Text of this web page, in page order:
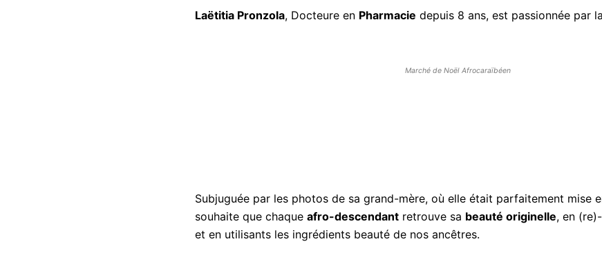
Laëtitia Pronzola, Docteure en Pharmacie depuis 8 ans, est passionnée par la
Marché de Noël Afrocaraïbéen
Subjuguée par les photos de sa grand-mère, où elle était parfaitement mise
souhaite que chaque afro-descendant retrouve sa beauté originelle, en
et en utilisants les ingrédients beauté de nos ancêtres.